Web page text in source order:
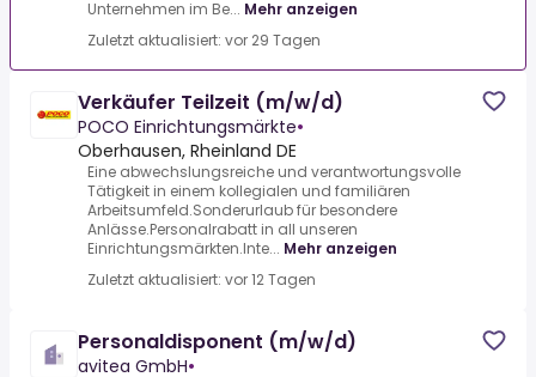
Unternehmen im Be... Mehr anzeigen
Zuletzt aktualisiert: vor 29 Tagen
Verkäufer Teilzeit (m/w/d)
POCO Einrichtungsmärkte•
Oberhausen, Rheinland DE
Eine abwechslungsreiche und verantwortungsvolle
Tätigkeit in einem kollegialen und familiären
Arbeitsumfeld.Sonderurlaub für besondere
Anlässe.Personalrabatt in all unseren
Einrichtungsmärkten.Inte... Mehr anzeigen
Zuletzt aktualisiert: vor 12 Tagen
Personaldisponent (m/w/d)
avitea GmbH•